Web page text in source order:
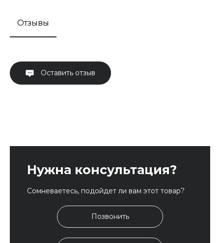
Отзывы
Оставить отзыв
Нужна консультация?
Сомневаетесь, подойдет ли вам этот товар?
Позвонить